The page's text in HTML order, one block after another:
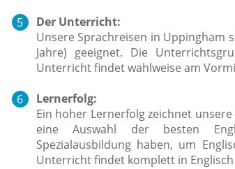
Der Unterricht:
Unsere Sprachreisen in Uppingham
Jahre) geeignet. Die
Unterricht findet wahlweise am
Lernerfolg:
Ein hoher Lernerfolg zeichnet
eine Auswahl der besten
Spezialausbildung haben, um
Unterricht findet komplett in